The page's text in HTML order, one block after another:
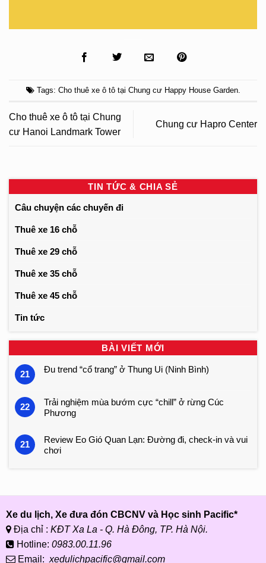
Tags: Cho thuê xe ô tô tại Chung cư Happy House Garden.
Cho thuê xe ô tô tại Chung
cư Hanoi Landmark Tower
Chung cư Hapro Center
TIN TỨC & CHIA SẺ
Câu chuyện các chuyến đi
Thuê xe 16 chỗ
Thuê xe 29 chỗ
Thuê xe 35 chỗ
Thuê xe 45 chỗ
Tin tức
BÀI VIẾT MỚI
21 Đu trend “cổ trang” ở Thung Ui (Ninh Bình)
22
Trải nghiệm mùa bướm cực “chill” ở rừng Cúc
Phương
21
Review Eo Gió Quan Lạn: Đường đi, check-in và vui
chơi
Xe du lịch, Xe đưa đón CBCNV và Học sinh Pacific*
Địa chỉ : KĐT Xa La - Q. Hà Đông, TP. Hà Nội.
Hotline: 0983.00.11.96
Email: xedulichpacific@gmail.com